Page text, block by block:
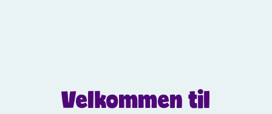
Velkommen til